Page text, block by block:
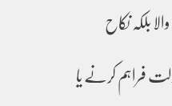
بلکہ نکاح
فراہم کرنے یا